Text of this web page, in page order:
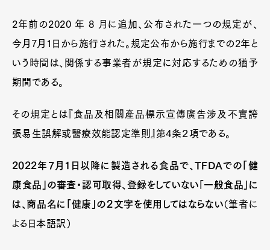
2年前の2020 年 8 月に追加、公布された一つの規定が、
今月7月1日から施行された。規定公布から施行までの2年と
いう時間は、関係する事業者が規定に対応するための猶予
期間である。
その規定とは『食品及相關產品標示宣傳廣告涉及不實誇
張易生誤解或醫療效能認定準則』第4条２項である。
2022年7月1日以降に製造される食品で、TFDAでの「健
康食品」の審査・認可取得、登録をしていない「一般食品」に
は、商品名に「健康」の２文字を使用してはならない（筆者に
よる日本語訳）